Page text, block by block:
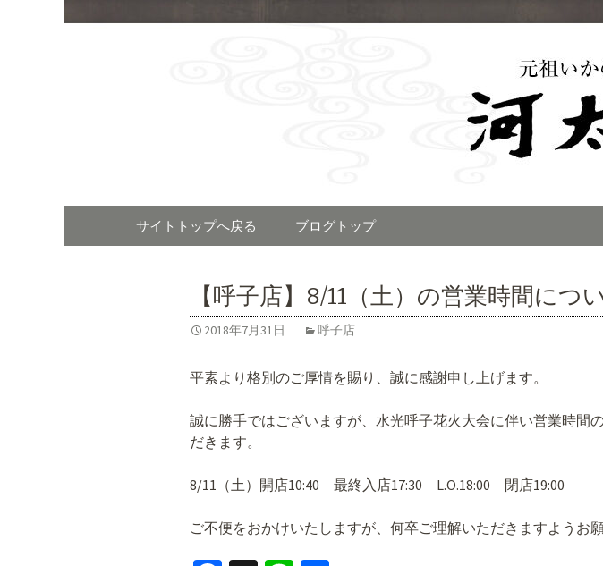
福岡で呼子のイカ
「河太郎」のブロ
サイトトップへ戻る ブログトップ
【呼子店】8/11（土）の営業時間につ
2018年7月31日 呼子店
平素より格別のご厚情を賜り、誠に感謝申し上げます。
誠に勝手ではございますが、水光呼子花火大会に伴い営業時間
だきます。
8/11（土）開店10:40 最終入店17:30 L.O.18:00 閉店19:00
ご不便をおかけいたしますが、何卒ご理解いただきますようお